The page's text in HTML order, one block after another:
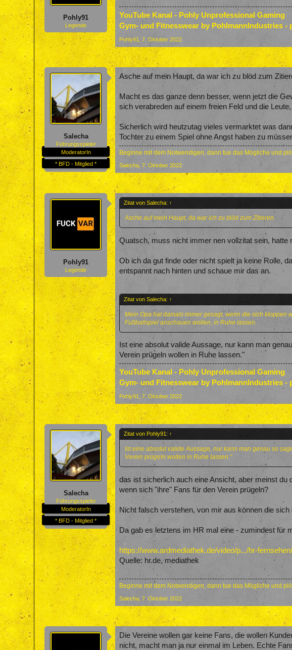
Pohly91
Legende
YouTube Kanal - Pohly Unprofessional Gaming
Gym- und Fitnesswear by PohlmannIndustries -
Pohly91 , 7. Oktober 2022
Salecha
Führungsspieler
ModeratorIn
* BFD - Mitglied *
Asche auf mein Haupt, da war ich zu blöd zum
Macht es das ganze denn besser, wenn jetzt die
sich verabreden auf einem freien Feld und die
Sicherlich wird heutzutag vieles vermarktet was
Tochter zu einem Spiel ohne Angst haben zu
Beginne mit dem Notwendigen, dann tue das Mögliche und
Salecha 7. Oktober 2022
Pohly91
Legende
Zitat von Salecha: ↑
Asche auf mein Haupt, da war ich zu blöd zum Zitieren.
Quatsch, muss nicht immer nen vollzitat sein,
Ob ich da gut finde oder nicht spielt ja keine Rolle,
entspannt nach hinten und schaue mir das an.
Zitat von Salecha: ↑
Mein Opa hat damals immer gesagt, wenn die sich
Fußballspiel anschauen wollen, in Ruhe lassen.
Ist eine absolut valide Aussage, nur kann man
Verein prügeln wollen in Ruhe lassen."
YouTube Kanal - Pohly Unprofessional Gaming
Gym- und Fitnesswear by PohlmannIndustries -
Pohly91 7. Oktober 2022
Salecha
Führungsspieler
ModeratorIn
* BFD - Mitglied *
Zitat von Pohly91: ↑
Ist eine absolut valide Aussage, nur kann man genau so
Verein prügeln wollen in Ruhe lassen."
das ist sicherlich auch eine Ansicht, aber meinst
wenn sich "ihre" Fans für den Verein prügeln?
Nicht falsch verstehen, von mir aus können die sich
Da gab es letztens im HR mal eine - zumindest für
https://www.ardmediathek.de/video/p.../hr-
Quelle: hr.de, mediathek
Beginne mit dem Notwendigen, dann tue das Mögliche und
Salecha 7. Oktober 2022
Die Vereine wollen gar keine Fans, die wollen
nicht, macht man ja nur einmal im Leben. Echte